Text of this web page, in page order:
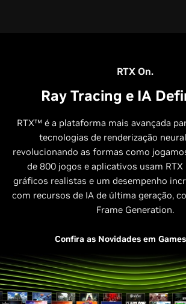
Relative Performance
1440p, Max Settings, DLSS Super Resolution
Reconstruction on 40 and 50 Series; Frame
Multi Frame Gen (4X Mode) on 50 Series. Horizon
supports DLSS 3.
RTX On.
Ray Tracing e IA
RTX™ é a plataforma mais avançada
tecnologias de renderização
revolucionando as formas como
de 800 jogos e aplicativos usam
gráficos realistas e um desempenho
com recursos de IA de última geração,
Frame Generation.
Confira as Novidades em